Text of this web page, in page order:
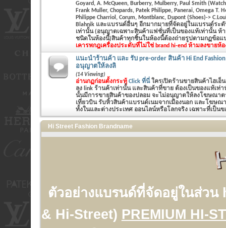
Goyard, A. McQueen, Burberry, Mulberry, Paul Smith
Frank Muller, Chopards, Patek Philippe, Panerai, Omega T.
Philippe Charriol, Corum, Montblanc, Dupont (Shoes)->
Blahnik และแบรนด์อื่นๆ อีกมากมายที่จัดอยู่ในแบรนด์ระ
เท่านั้น (อนุญาตเฉพาะสินค้าแฟชั่นที่เป็นของแท้เท่านั้น ห้า
ชนิดในห้องนี้)สินค้าทุกชิ้นในห้องนี้ต้องถ่ายรูปตามกฏข้อแ
เคารพกฎเครื่องประดับที่ไม่ใช่ brand hi-end ห้ามลงขายห้อ
แนะนำร้านค้า และ รับ pre-order สินค้า Hi End
อนุญาตให้ลงลิ
(14 Viewing)
อ่านกฏก่อนตั้งกระทู้ Click ที่นี่ ใครเปิดร้านขายสินค้าไฮเ
ลง link ร้านค้าเท่านั้น และสินค้าที่ขาย ต้องเป็นของแท้เท่
นั้นมีการขายสินค้าของปลอม จะไม่อนุญาตให้ลงโฆษณาต
เที่ยวบิน รับหิ้วสินค้าแบรนด์เนมจากเมืองนอก และโฆษ
ทั้งในและต่างประเทศ ออนไลน์หรือโลกจริง เฉพาะที่เป็น
Hi Street Fashion Brandname
ตัวอย่างแบรนด์ที่จัดอยู่ในส่วน
& Hi-Street) PREMIUM HI-